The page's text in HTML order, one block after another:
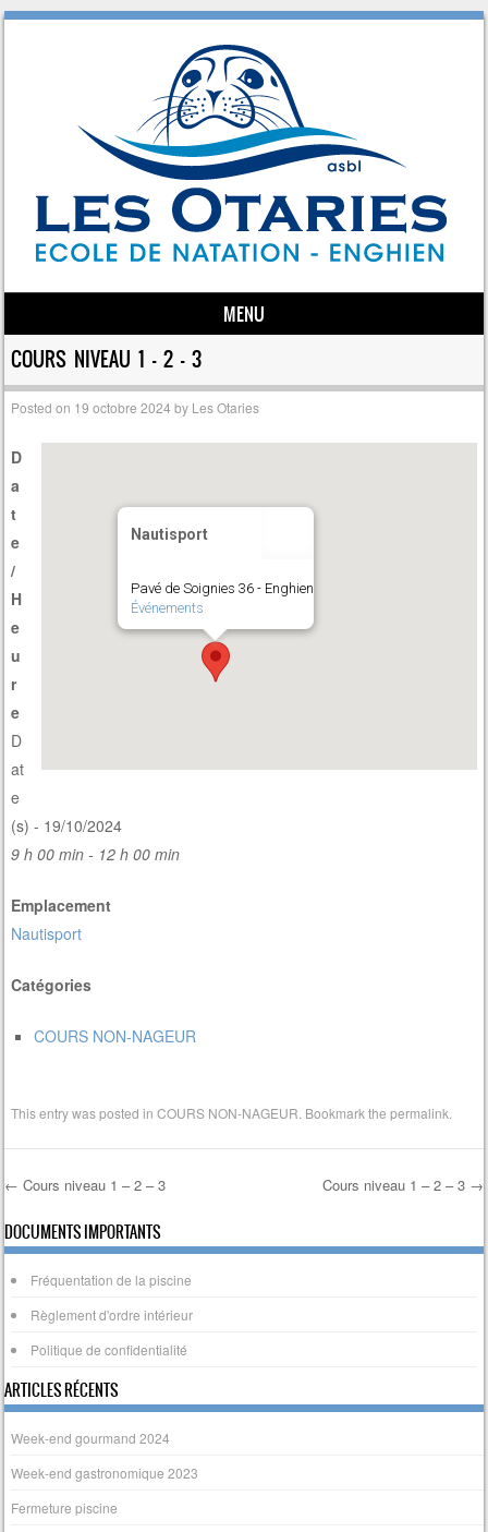
MENU
Skip to content
COURS NIVEAU 1 – 2 – 3
Posted on 19 octobre 2024 by Les Otaries
Nautisport
Pavé de Soignies 36 - Enghien
Événements
D
a
t
e
/
H
e
u
r
e
D
at
e
(s) - 19/10/2024
9 h 00 min - 12 h 00 min
Emplacement
Nautisport
Catégories
COURS NON-NAGEUR
This entry was posted inCOURS NON-NAGEUR . Bookmark thepermalink
Post navigation
← Cours niveau 1 – 2 – 3 Cours niveau 1 – 2 – 3 →
DOCUMENTS IMPORTANTS
Fréquentation de la piscine
Règlement d'ordre intérieur
Politique de confidentialité
ARTICLES RÉCENTS
Week-end gourmand 2024
Week-end gastronomique 2023
Fermeture piscine